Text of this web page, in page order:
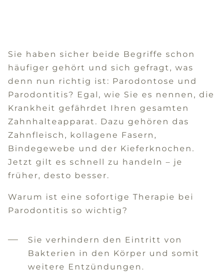
Sie haben sicher beide Begriffe schon
häufiger gehört und sich gefragt, was
denn nun richtig ist: Parodontose und
Parodontitis? Egal, wie Sie es nennen, die
Krankheit gefährdet Ihren gesamten
Zahnhalteapparat. Dazu gehören das
Zahnfleisch, kollagene Fasern,
Bindegewebe und der Kieferknochen.
Jetzt gilt es schnell zu handeln – je
früher, desto besser.
Warum ist eine sofortige Therapie bei
Parodontitis so wichtig?
Sie verhindern den Eintritt von
Bakterien in den Körper und somit
weitere Entzündungen.